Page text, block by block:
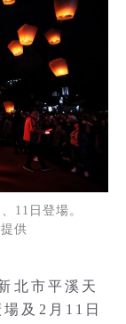
、11日登場。
供
北市平溪天
及2月11日